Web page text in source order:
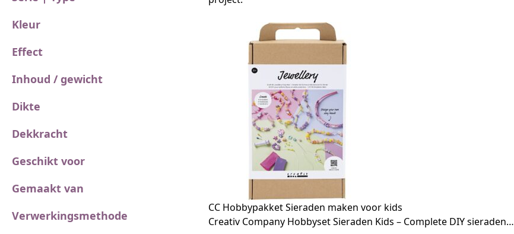
Kleur
Effect
Inhoud / gewicht
Dikte
Dekkracht
Geschikt voor
Gemaakt van
Verwerkingsmethode
CC Hobbypakket Sieraden maken voor kids
Creativ Company Hobbyset Sieraden Kids – Complete DIY sieraden…